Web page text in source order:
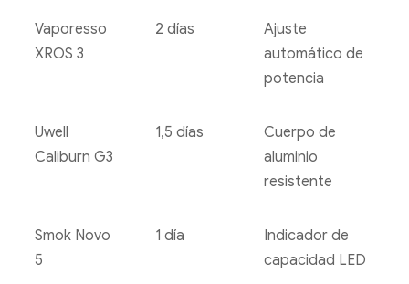
Vaporesso
XROS 3
2 días
Ajuste
automático de
potencia
Uwell
Caliburn G3
1,5 días
Cuerpo de
aluminio
resistente
Smok Novo
5
1 día
Indicador de
capacidad LED